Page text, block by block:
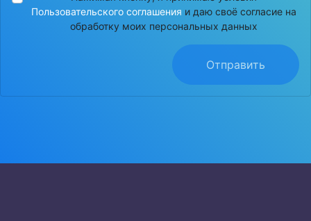
Пользовательского соглашения и даю своё согласие на
обработку моих персональных данных
Отправить